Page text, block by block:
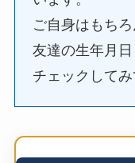
ご自身はもち
友達の生年月
チェックしてみ